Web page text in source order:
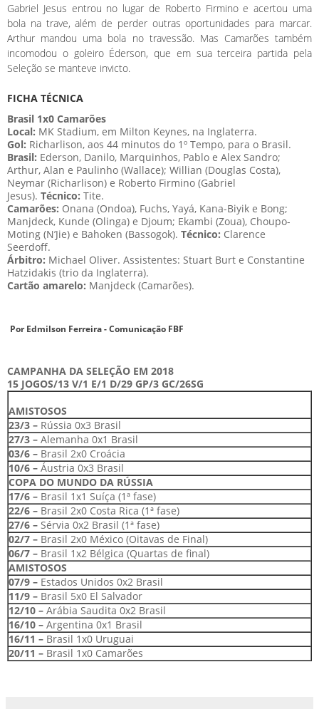
Gabriel Jesus entrou no lugar de Roberto Firmino e acertou uma
bola na trave, além de perder outras oportunidades para marcar.
Arthur mandou uma bola no travessão. Mas Camarões também
incomodou o goleiro Éderson, que em sua terceira partida pela
Seleção se manteve invicto.
FICHA TÉCNICA
Brasil 1x0 Camarões
Local: MK Stadium, em Milton Keynes, na Inglaterra.
Gol: Richarlison, aos 44 minutos do 1º Tempo, para o Brasil.
Brasil: Ederson, Danilo, Marquinhos, Pablo e Alex Sandro;
Arthur, Alan e Paulinho (Wallace); Willian (Douglas Costa),
Neymar (Richarlison) e Roberto Firmino (Gabriel
Jesus). Técnico: Tite.
Camarões: Onana (Ondoa), Fuchs, Yayá, Kana-Biyik e Bong;
Manjdeck, Kunde (Olinga) e Djoum; Ekambi (Zoua), Choupo-
Moting (N’Jie) e Bahoken (Bassogok). Técnico: Clarence
Seerdoff.
Árbitro: Michael Oliver. Assistentes: Stuart Burt e Constantine
Hatzidakis (trio da Inglaterra).
Cartão amarelo: Manjdeck (Camarões).
Por Edmilson Ferreira - Comunicação FBF
CAMPANHA DA SELEÇÃO EM 2018
15 JOGOS/13 V/1 E/1 D/29 GP/3 GC/26SG
AMISTOSOS
23/3 – Rússia 0x3 Brasil
27/3 – Alemanha 0x1 Brasil
03/6 – Brasil 2x0 Croácia
10/6 – Áustria 0x3 Brasil
COPA DO MUNDO DA RÚSSIA
17/6 – Brasil 1x1 Suíça (1ª fase)
22/6 – Brasil 2x0 Costa Rica (1ª fase)
27/6 – Sérvia 0x2 Brasil (1ª fase)
02/7 – Brasil 2x0 México (Oitavas de Final)
06/7 – Brasil 1x2 Bélgica (Quartas de final)
AMISTOSOS
07/9 – Estados Unidos 0x2 Brasil
11/9 – Brasil 5x0 El Salvador
12/10 – Arábia Saudita 0x2 Brasil
16/10 – Argentina 0x1 Brasil
16/11 – Brasil 1x0 Uruguai
20/11 – Brasil 1x0 Camarões